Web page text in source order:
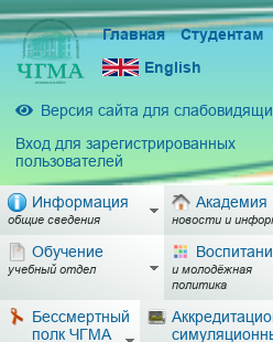
Главная Студентам
English
Версия сайта для
Вход для зарегистрированных
пользователей
Информация
общие сведения
Академия
новости и
Обучение
учебный отдел
и молодёжная
политика
Бессмертный
полк ЧГМА